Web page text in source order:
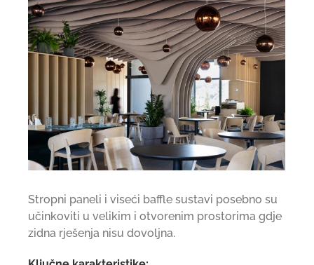
Stropni paneli i viseći baffle sustavi posebno su
učinkoviti u velikim i otvorenim prostorima gdje
zidna rješenja nisu dovoljna.